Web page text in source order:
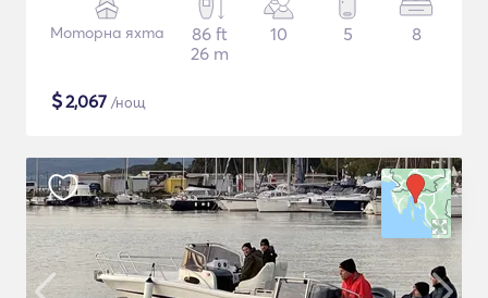
Моторна яхта
86 ft
26 m
10 5 8
$2,067 /нощ